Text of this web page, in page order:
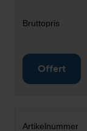
Offert